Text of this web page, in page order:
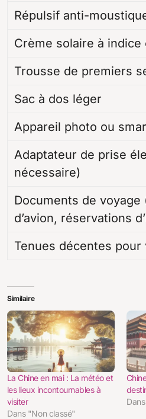
Répulsif anti-
Crème solaire à indice
Trousse de premiers
Sac à dos léger
Appareil photo ou
Adaptateur de prise
nécessaire)
Documents de
d’avion, réservations
Tenues décentes
Similaire
La Chine en mai : La météo et
les lieux incontournables à
visiter
Dans "Non classé"